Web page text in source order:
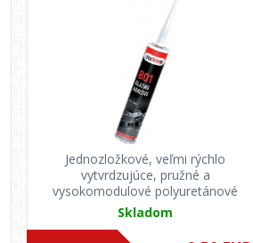
Jednozložkové, veľmi rýchlo
vytvrdzujúce, pružné a
vysokomodulové polyuretánové
lepidlo n...
Skladom